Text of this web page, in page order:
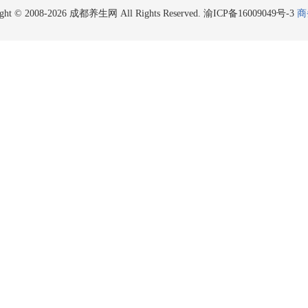
© 2008-2026 成都养生网 All Rights Reserved. 渝ICP备16009049号-3